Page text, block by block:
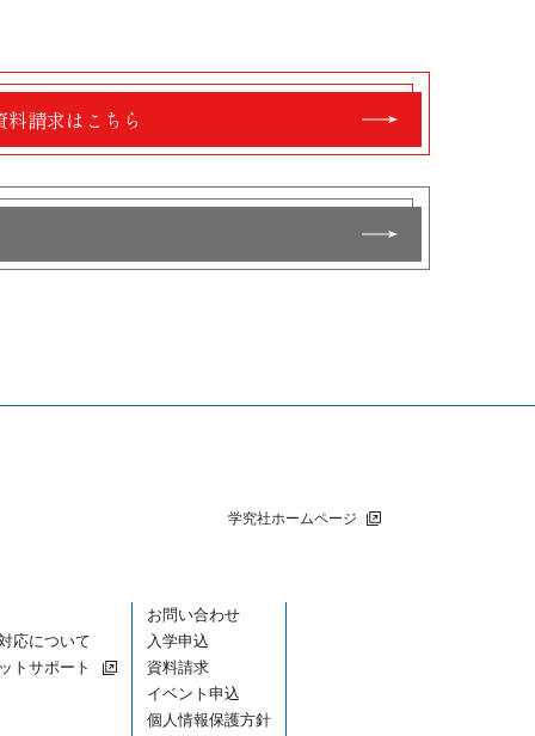
料請求はこちら
学究社ホームページ
応について
トサポート
お問い合わせ
入学申込
資料請求
イベント申込
個人情報保護方針